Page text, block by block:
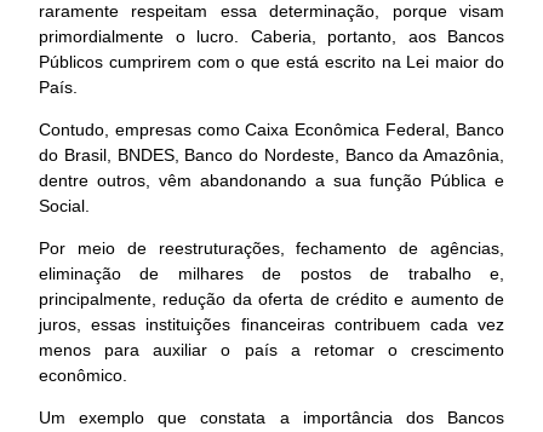
raramente respeitam essa determinação, porque visam
primordialmente o lucro. Caberia, portanto, aos Bancos
Públicos cumprirem com o que está escrito na Lei maior do
País.
Contudo, empresas como Caixa Econômica Federal, Banco
do Brasil, BNDES, Banco do Nordeste, Banco da Amazônia,
dentre outros, vêm abandonando a sua função Pública e
Social.
Por meio de reestruturações, fechamento de agências,
eliminação de milhares de postos de trabalho e,
principalmente, redução da oferta de crédito e aumento de
juros, essas instituições financeiras contribuem cada vez
menos para auxiliar o país a retomar o crescimento
econômico.
Um exemplo que constata a importância dos Bancos